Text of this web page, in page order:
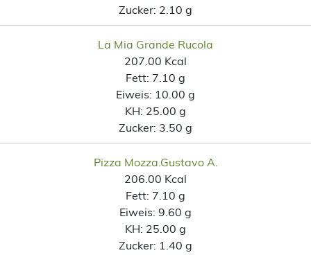
Zucker: 2.10 g
La Mia Grande Rucola
207.00 Kcal
Fett: 7.10 g
Eiweis: 10.00 g
KH: 25.00 g
Zucker: 3.50 g
Pizza Mozza.Gustavo A.
206.00 Kcal
Fett: 7.10 g
Eiweis: 9.60 g
KH: 25.00 g
Zucker: 1.40 g